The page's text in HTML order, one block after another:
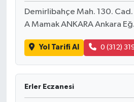
Demirlibahçe Mah. 130.
A Mamak ANKARA Ankara
Yol Tarifi Al 0 (312)
Erler Eczanesi